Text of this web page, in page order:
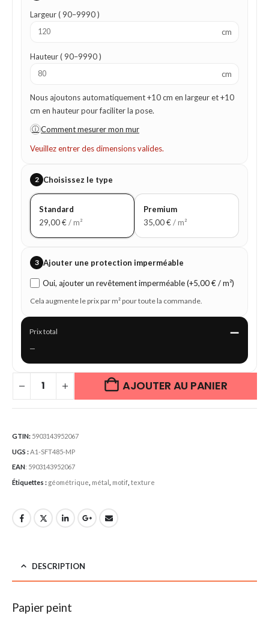
Largeur ( 90–9990 )
cm
Hauteur ( 90–9990 )
cm
Nous ajoutons automatiquement +10 cm en largeur et +10
cm en hauteur pour faciliter la pose.
ⓘ Comment mesurer mon mur
Veuillez entrer des dimensions valides.
2 Choisissez le type
Standard
29,00€/ m²
Premium
35,00€/ m²
3 Ajouter une protection imperméable
Oui, ajouter un revêtement imperméable (+5,00 € / m²)
Cela augmente le prix par m² pour toute la commande.
Prix total —
—
AJOUTER AU PANIER
GTIN: 5903143952067
UGS :A1-SFT485-MP
EAN: 5903143952067
Étiquettes : géométrique métal motif texture
DESCRIPTION
Papier peint